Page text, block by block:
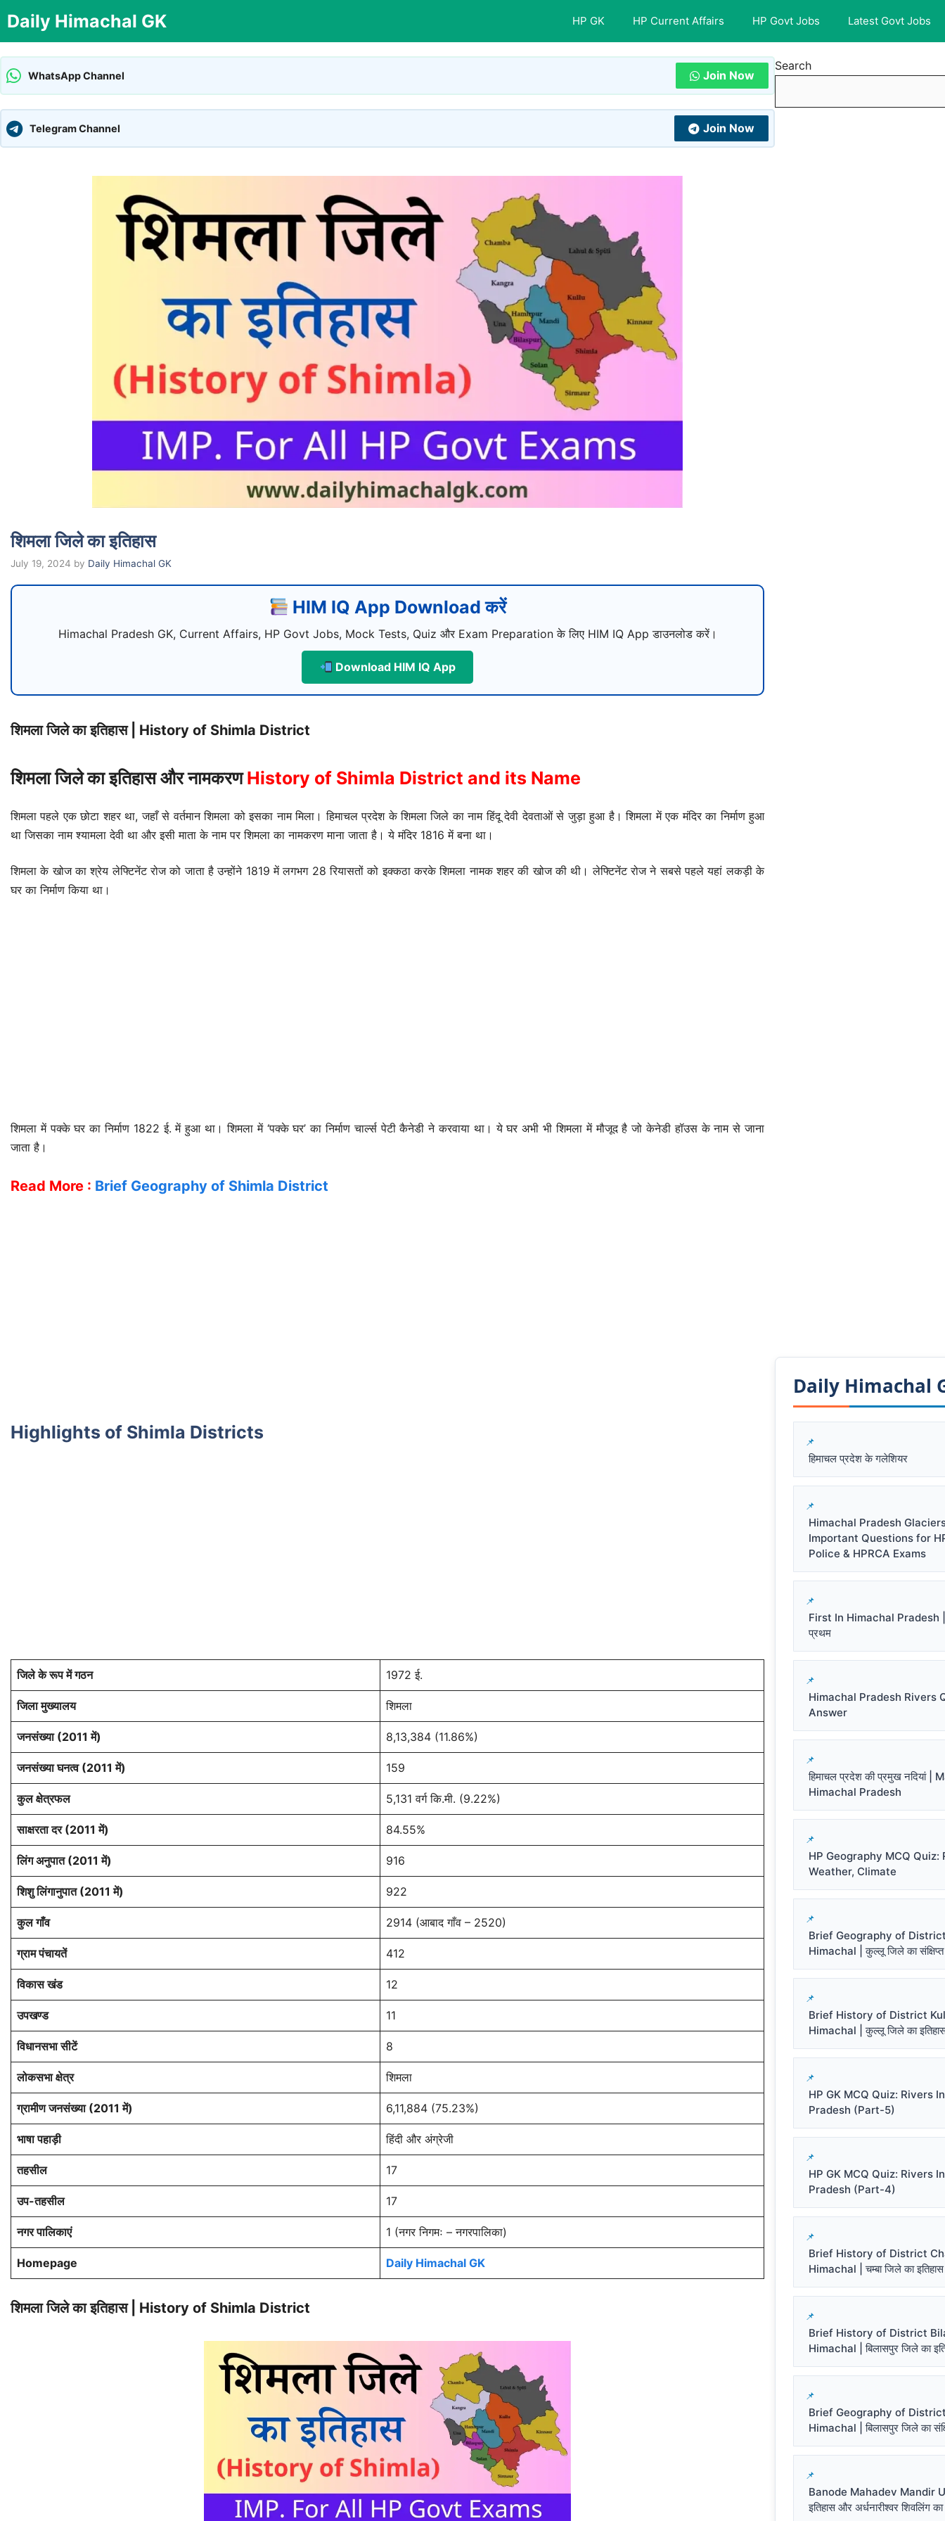
to
content
Daily Himachal GK HP GK HP Current Affairs HP Govt Jobs Latest Govt Jobs
WhatsApp Channel Join Now
Telegram Channel Join Now
शिमला जिले का इतिहास
July 19, 2024 by Daily Himachal GK
HIM IQ App Download करें
Himachal Pradesh GK, Current Affairs, HP Govt Jobs, Mock Tests, Quiz और Exam Preparation के लिए HIM IQ App डाउनलोड करें।
Download HIM IQ App
शिमला जिले का इतिहास | History of Shimla District
शिमला जिले का इतिहास और नामकरणHistory of Shimla District and its Name
शिमला पहले एक छोटा शहर था, जहाँ से वर्तमान शिमला को इसका नाम मिला। हिमाचल प्रदेश के शिमला जिले का नाम हिंदू देवी देवताओं से जुड़ा हुआ है। शिमला में एक मंदिर का निर्माण हुआ
था जिसका नाम श्यामला देवी था और इसी माता के नाम पर शिमला का नामकरण माना जाता है। ये मंदिर 1816 में बना था।
शिमला के खोज का श्रेय लेफ्टिनेंट रोज को जाता है उन्होंने 1819 में लगभग 28 रियासतों को इक्कठा करके शिमला नामक शहर की खोज की थी। लेफ्टिनेंट रोज ने सबसे पहले यहां लकड़ी के
घर का निर्माण किया था।
शिमला में पक्के घर का निर्माण 1822 ई. में हुआ था। शिमला में ‘पक्के घर’ का निर्माण चार्ल्स पेटी कैनेडी ने करवाया था। ये घर अभी भी शिमला में मौजूद है जो केनेडी हॉउस के नाम से जाना
जाता है।
Read More : Brief Geography of Shimla District
Highlights of Shimla Districts
जिले के रूप में गठन 1972 ई.
जिला मुख्यालय शिमला
जनसंख्या (2011 में) 8,13,384 (11.86%)
जनसंख्या घनत्व (2011 में) 159
कुल क्षेत्रफल 5,131 वर्ग कि.मी. (9.22%)
साक्षरता दर (2011 में) 84.55%
लिंग अनुपात (2011 में) 916
शिशु लिंगानुपात (2011 में) 922
कुल गाँव 2914 (आबाद गाँव – 2520)
ग्राम पंचायतें 412
विकास खंड 12
उपखण्ड 11
विधानसभा सीटें 8
लोकसभा क्षेत्र शिमला
ग्रामीण जनसंख्या (2011 में) 6,11,884 (75.23%)
भाषा पहाड़ी हिंदी और अंग्रेजी
तहसील 17
उप-तहसील 17
नगर पालिकाएं 1 (नगर निगमः – नगरपालिका)
Homepage Daily Himachal GK
शिमला जिले का इतिहास | History of Shimla District
Search
Daily Himachal
हिमाचल प्रदेश के गलेशियर
Himachal Pradesh
Important Questions for
Police & HPRCA Exams
First In Himachal Pradesh |
प्रथम
Himachal Pradesh Rivers
Answer
हिमाचल प्रदेश की प्रमुख नदियां
Himachal Pradesh
HP Geography MCQ Quiz:
Weather, Climate
Brief Geography of
Himachal | कुल्लू जिले का
Brief History of District
Himachal | कुल्लू जिले का
HP GK MCQ Quiz: Rivers
Pradesh (Part-5)
HP GK MCQ Quiz: Rivers
Pradesh (Part-4)
Brief History of District
Himachal | चम्बा जिले का इतिहास
Brief History of District
Himachal | बिलासपुर जिले का
Brief Geography of
Himachal | बिलासपुर जिले का
Banode Mahadev Mandir
इतिहास और अर्धनारीश्वर शिवलिंग